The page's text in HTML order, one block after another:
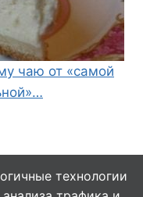
чаю от «самой
технологии